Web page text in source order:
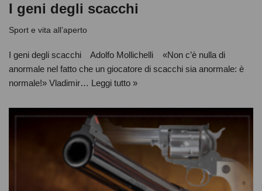
I geni degli scacchi
Sport e vita all’aperto
I geni degli scacchi Adolfo Mollichelli «Non c’è nulla di
anormale nel fatto che un giocatore di scacchi sia anormale: è
normale!» Vladimir… Leggi tutto »